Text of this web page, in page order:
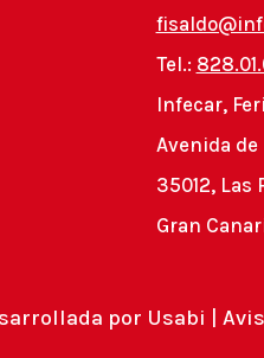
Tel.:
Infecar,
Avenida de
35012, Las
Gran
por Usabi |